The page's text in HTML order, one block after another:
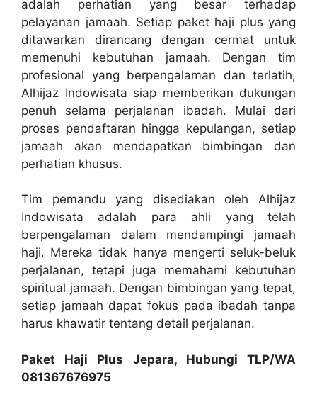
adalah perhatian yang besar terhadap
pelayanan jamaah. Setiap paket haji plus yang
ditawarkan dirancang dengan cermat untuk
memenuhi kebutuhan jamaah. Dengan tim
profesional yang berpengalaman dan terlatih,
Alhijaz Indowisata siap memberikan dukungan
penuh selama perjalanan ibadah. Mulai dari
proses pendaftaran hingga kepulangan, setiap
jamaah akan mendapatkan bimbingan dan
perhatian khusus.
Tim pemandu yang disediakan oleh Alhijaz
Indowisata adalah para ahli yang telah
berpengalaman dalam mendampingi jamaah
haji. Mereka tidak hanya mengerti seluk-beluk
perjalanan, tetapi juga memahami kebutuhan
spiritual jamaah. Dengan bimbingan yang tepat,
setiap jamaah dapat fokus pada ibadah tanpa
harus khawatir tentang detail perjalanan.
Paket Haji Plus Jepara, Hubungi TLP/WA
081367676975